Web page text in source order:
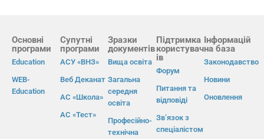
Основні
програми
Education
WEB-
Education
Супутні
програми
АСУ «ВНЗ»
Веб Деканат
АС «Школа»
АС «Тест»
Зразки
документів
Вища освіта
Загальна
середня
освіта
Професійно-
технічна
Підтримка
користувач
ів
Форум
Питання та
відповіді
Зв’язок з
спеціалістом
Інформацій
на база
Законодавство
Новини
Оновлення